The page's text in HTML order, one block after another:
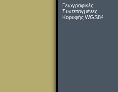
Γεωγραφικές
Συντεταγμένες
Κορυφής WGS84